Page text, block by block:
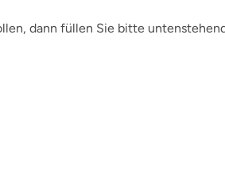
dann füllen Sie bitte